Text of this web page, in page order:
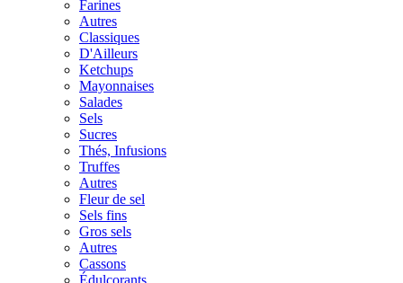
Farines
Autres
Classiques
D'Ailleurs
Ketchups
Mayonnaises
Salades
Sels
Sucres
Thés, Infusions
Truffes
Autres
Fleur de sel
Sels fins
Gros sels
Autres
Cassons
Édulcorants